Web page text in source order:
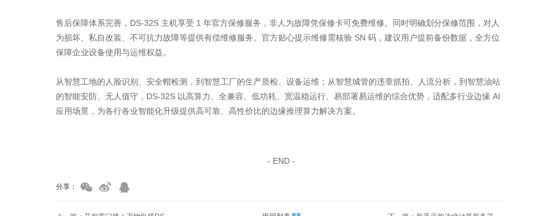
售后保障体系完善，DS-32S 主机享受 1 年官方保修服务，非人为故障凭保修卡可免费维修。同时明确划分保修范围，对人
为损坏、私自改装、不可抗力故障等提供有偿维修服务。官方贴心提示维修需核验 SN 码，建议用户提前备份数据，全方位
保障企业设备使用与运维权益。
从智慧工地的人脸识别、安全帽检测，到智慧工厂的生产质检、设备运维；从智慧城管的违章抓拍、人流分析，到智慧油站
的智能安防、无人值守，DS-32S 以高算力、全兼容、低功耗、宽温稳运行、易部署易运维的综合优势，适配多行业边缘 AI
应用场景，为各行各业智能化升级提供高可靠、高性价比的边缘推理算力解决方案。
- END -
分享：